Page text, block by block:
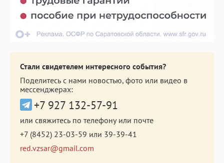
Стали свидетелем интересного события?
Поделитесь с нами новостью, фото или видео в
мессенджерах:
+7 927 132-57-91
или свяжитесь по телефону или почте
+7 (8452) 23-03-59 или 39-39-41
red.vzsar@gmail.com